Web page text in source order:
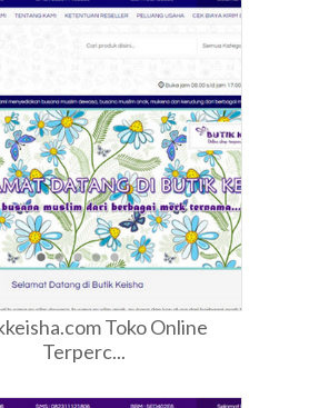
Toko Online
Terperc...